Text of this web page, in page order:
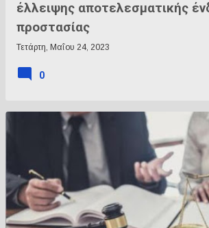
έλλειψης αποτελεσματικής
προστασίας
Τετάρτη, Μαΐου 24, 2023
0